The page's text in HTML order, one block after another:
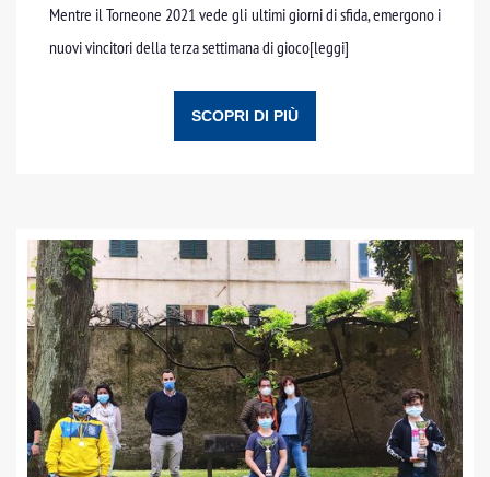
Mentre il Torneone 2021 vede gli ultimi giorni di sfida, emergono i
nuovi vincitori della terza settimana di gioco[leggi]
SCOPRI DI PIÙ